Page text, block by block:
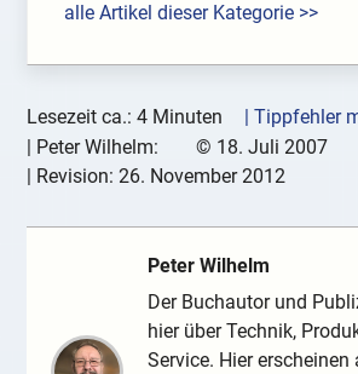
alle Artikel dieser Kategorie >>
Lesezeit ca.: 4 Minuten
| Tippfehler
| Peter Wilhelm: © 18. Juli 2007
| Revision:26. November 2012
Peter Wilhelm
Der Buchautor und
hier über Technik,
Service. Hier erscheinen